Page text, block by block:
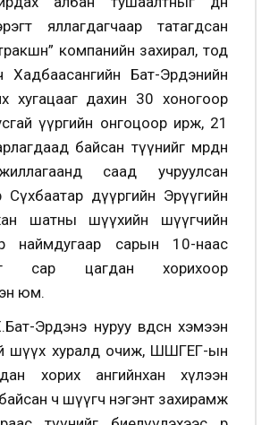
яллагдагчаар татагдсан
компанийн захирал, тод
Хадбаасангийн Бат-Эрдэнийн
хугацааг дахин 30 хоногоор
үүргийн онгоцоор ирж, 21
байсан түүнийг мөрдөн
саад учруулсан
Сүхбаатар дүүргийн Эрүүгийн
шатны шүүхийн шүүгчийн
наймдугаар сарын 10-наас
сар цагдан хорихоор
юм.
Эрдэнэ нуруу өвдсөн хэмээн
шүүх хуралд очиж, ШШГЕГ-ын
хорих ангийнхан хүлээн
ч шүүгч нэгэнт захирамж